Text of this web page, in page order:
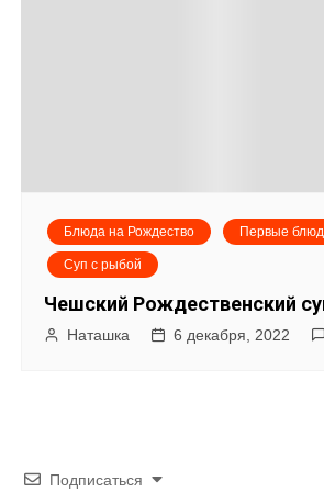
Блюда на Рождество Первые
Суп с рыбой
Чешский Рождественский
Наташка 6 декабря, 2022
Подписаться